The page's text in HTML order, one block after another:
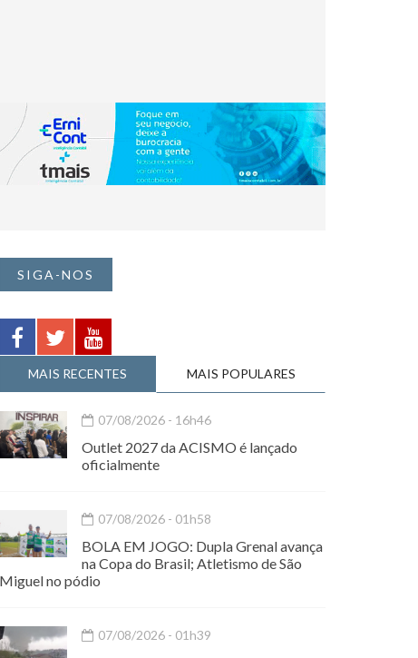
SIGA-NOS
MAIS RECENTES MAIS POPULARES
07/08/2026 - 16h46
Outlet 2027 da ACISMO é lançado
oficialmente
07/08/2026 - 01h58
BOLA EM JOGO: Dupla Grenal avança
na Copa do Brasil; Atletismo de São
Miguel no pódio
07/08/2026 - 01h39